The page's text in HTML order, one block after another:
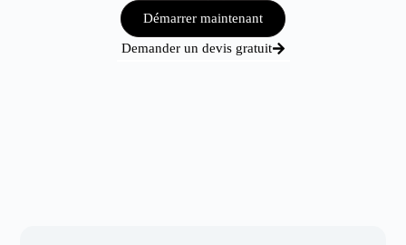
Démarrer maintenant
Demander un devis gratuit